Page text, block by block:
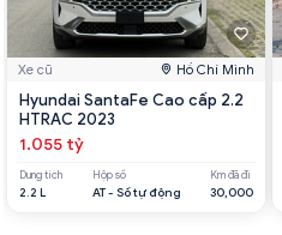
Xe cũ Hồ Chí Minh
Hyundai SantaFe Cao cấp 2.2
HTRAC 2023
1.055 tỷ
Dung tích
2.2 L
Hộp số
AT - Số tự động
Km đã đi
30,000